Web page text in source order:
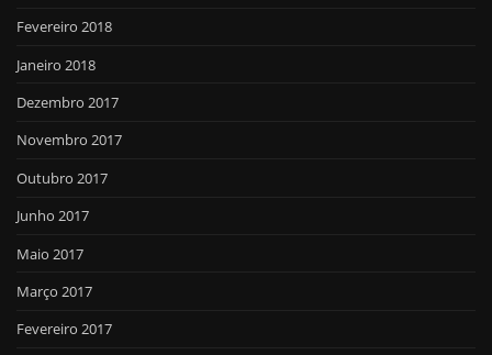
Fevereiro 2018
Janeiro 2018
Dezembro 2017
Novembro 2017
Outubro 2017
Junho 2017
Maio 2017
Março 2017
Fevereiro 2017